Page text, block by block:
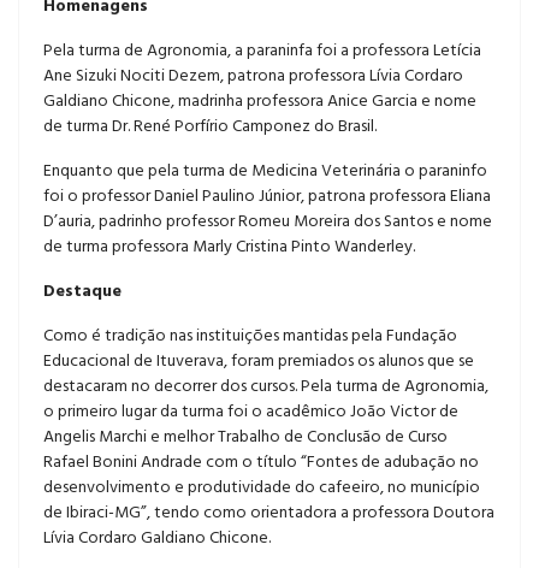
Homenagens
Pela turma de Agronomia, a paraninfa foi a professora Letícia
Ane Sizuki Nociti Dezem, patrona professora Lívia Cordaro
Galdiano Chicone, madrinha professora Anice Garcia e nome
de turma Dr. René Porfírio Camponez do Brasil.
Enquanto que pela turma de Medicina Veterinária o paraninfo
foi o professor Daniel Paulino Júnior, patrona professora Eliana
D’auria, padrinho professor Romeu Moreira dos Santos e nome
de turma professora Marly Cristina Pinto Wanderley.
Destaque
Como é tradição nas instituições mantidas pela Fundação
Educacional de Ituverava, foram premiados os alunos que se
destacaram no decorrer dos cursos. Pela turma de Agronomia,
o primeiro lugar da turma foi o acadêmico João Victor de
Angelis Marchi e melhor Trabalho de Conclusão de Curso
Rafael Bonini Andrade com o título “Fontes de adubação no
desenvolvimento e produtividade do cafeeiro, no município
de Ibiraci-MG”, tendo como orientadora a professora Doutora
Lívia Cordaro Galdiano Chicone.